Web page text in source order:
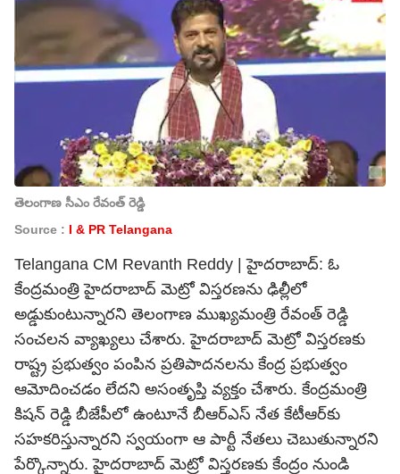
తెలంగాణ సీఎం రేవంత్ రెడ్డి
Source : I & PR Telangana
Telangana CM Revanth Reddy | హైదరాబాద్: ఓ
కేంద్రమంత్రి హైదరాబాద్ మెట్రో విస్తరణను ఢిల్లీలో
అడ్డుకుంటున్నారని తెలంగాణ ముఖ్యమంత్రి రేవంత్ రెడ్డి
సంచలన వ్యాఖ్యలు చేశారు. హైదరాబాద్ మెట్రో విస్తరణకు
రాష్ట్ర ప్రభుత్వం పంపిన ప్రతిపాదనలను కేంద్ర ప్రభుత్వం
ఆమోదించడం లేదని అసంతృప్తి వ్యక్తం చేశారు. కేంద్రమంత్రి
కిషన్ రెడ్డి బీజేపీలో ఉంటూనే బీఆర్‌ఎస్ నేత కేటీఆర్‌కు
సహకరిస్తున్నారని స్వయంగా ఆ పార్టీ నేతలు చెబుతున్నారని
పేర్కొన్నారు. హైదరాబాద్ మెట్రో విస్తరణకు కేంద్రం నుండి